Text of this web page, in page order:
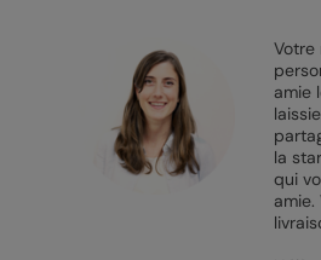
Votre
amie
la
qui